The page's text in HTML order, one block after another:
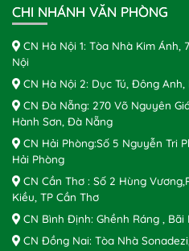
CHI NHÁNH VĂN PHÒNG
CN Hà Nội 1: Tòa Nhà Kim Ánh,
Nội
CN Hà Nội 2: Dục Tú, Đông Anh,
CN Đà Nẵng: 270 Võ Nguyên
Hành Sơn, Đà Nẵng
CN Hải Phòng:Số 5 Nguyễn Tri
Hải Phòng
CN Cần Thơ : Số 2 Hùng
Kiều, TP Cần Thơ
CN Bình Định: Ghềnh Ráng ,
CN Đồng Nai: Tòa Nhà